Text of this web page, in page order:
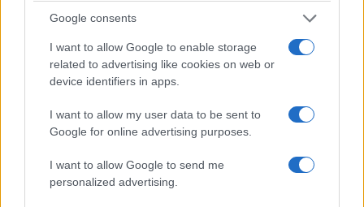
Google consents
I want to allow Google to enable storage
related to advertising like cookies on web or
device identifiers in apps.
I want to allow my user data to be sent to
Google for online advertising purposes.
I want to allow Google to send me
personalized advertising.
2η θέση στην σκυταλοδρομία 4χ100 μικτή
ομαδική κορίτσια.
(Τζάλια Ευθυμία, Λαντεμπούρσκι Λυδία, Βέζου
Χρυσή, Μαγούλα Μαρία)
3η θέση στην σκυταλοδρομία 4χ100 μικτή
ομαδική mixed.